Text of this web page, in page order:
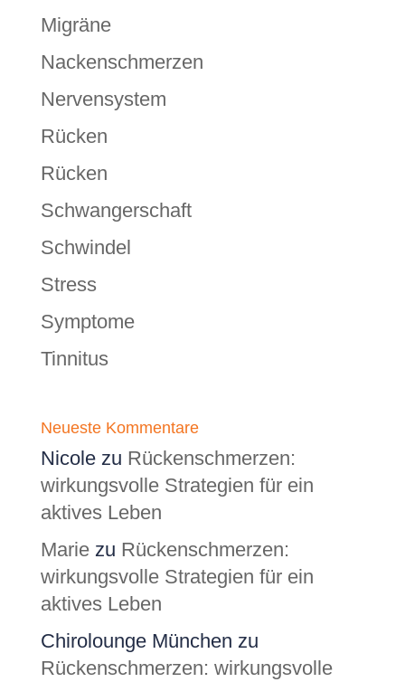
Migräne
Nackenschmerzen
Nervensystem
Rücken
Rücken
Schwangerschaft
Schwindel
Stress
Symptome
Tinnitus
Neueste Kommentare
Nicolezu Rückenschmerzen:
wirkungsvolle Strategien für ein
aktives Leben
Mariezu Rückenschmerzen:
wirkungsvolle Strategien für ein
aktives Leben
Chirolounge München zu
Rückenschmerzen: wirkungsvolle